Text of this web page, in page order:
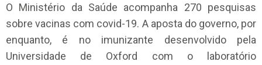
O Ministério da Saúde acompanha 270 pesquisas
sobre vacinas com covid-19. A aposta do governo, por
enquanto, é no imunizante desenvolvido pela
Universidade de Oxford com o laboratório